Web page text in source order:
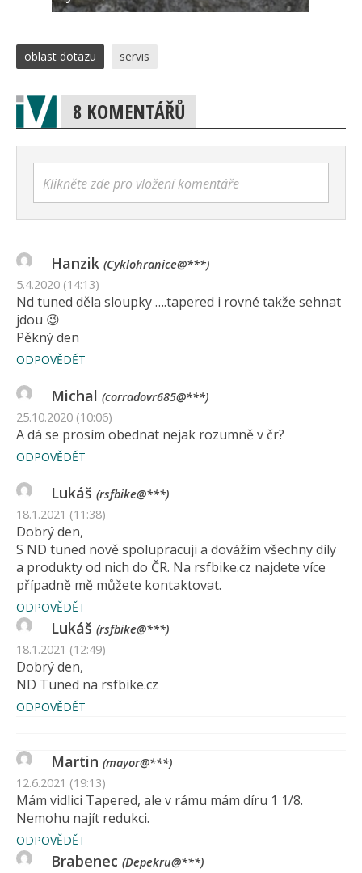
oblast dotazu servis
8 KOMENTÁŘŮ
Klikněte zde pro vložení komentáře
Hanzik (Cyklohranice@***)
5.4.2020 (14:13)
Nd tuned děla sloupky ….tapered i rovné takže sehnat
jdou 😉
Pěkný den
ODPOVĚDĚT
Michal (corradovr685@***)
25.10.2020 (10:06)
A dá se prosím obednat nejak rozumně v čr?
ODPOVĚDĚT
Lukáš (rsfbike@***)
18.1.2021 (11:38)
Dobrý den,
S ND tuned nově spolupracuji a dovážím všechny díly
a produkty od nich do ČR. Na rsfbike.cz najdete více
případně mě můžete kontaktovat.
ODPOVĚDĚT
Lukáš (rsfbike@***)
18.1.2021 (12:49)
Dobrý den,
ND Tuned na rsfbike.cz
ODPOVĚDĚT
Martin (mayor@***)
12.6.2021 (19:13)
Mám vidlici Tapered, ale v rámu mám díru 1 1/8.
Nemohu najít redukci.
ODPOVĚDĚT
Brabenec (Depekru@***)